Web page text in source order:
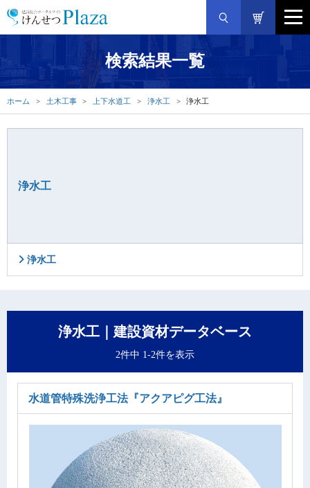
検索結果一覧
ホーム 土木工事 上下水道工 浄水工 浄水工
浄水工
浄水工
浄水工｜建設資材データベース
2件中 1-2件を表示
水道管特殊洗浄工法 『アクアピグ工法』